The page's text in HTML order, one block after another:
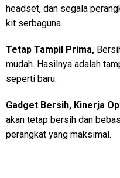
headset, dan segala
kit serbaguna.
Tetap Tampil Prima,
mudah. Hasilnya adalah
seperti baru.
Gadget Bersih, Kinerja
akan tetap bersih dan
perangkat yang maksimal.